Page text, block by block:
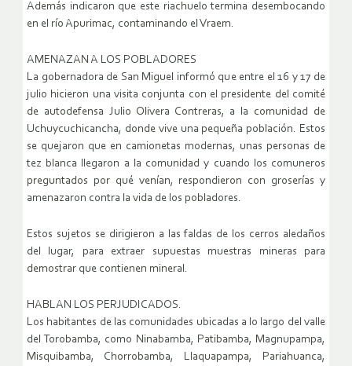
Además indicaron que este riachuelo termina desembocando
en el río Apurimac, contaminando el Vraem.
AMENAZAN A LOS POBLADORES
La gobernadora de San Miguel informó que entre el 16 y 17 de
julio hicieron una visita conjunta con el presidente del comité
de autodefensa Julio Olivera Contreras, a la comunidad de
Uchuycuchicancha, donde vive una pequeña población. Estos
se quejaron que en camionetas modernas, unas personas de
tez blanca llegaron a la comunidad y cuando los comuneros
preguntados por qué venían, respondieron con groserías y
amenazaron contra la vida de los pobladores.
Estos sujetos se dirigieron a las faldas de los cerros aledaños
del lugar, para extraer supuestas muestras mineras para
demostrar que contienen mineral.
HABLAN LOS PERJUDICADOS.
Los habitantes de las comunidades ubicadas a lo largo del valle
del Torobamba, como Ninabamba, Patibamba, Magnupampa,
Misquibamba, Chorrobamba, Llaquapampa, Pariahuanca,